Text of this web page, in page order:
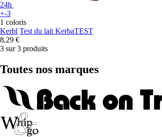
24h
+-3
1 coloris
Kerbl Test du lait KerbaTEST
8,29 €
3 sur 3 produits
Toutes nos marques